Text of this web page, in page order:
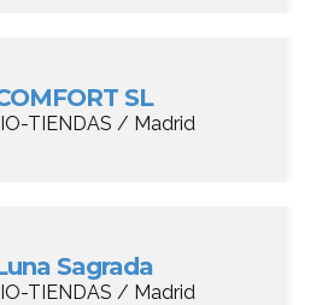
SL
TIENDAS / Madrid
Sagrada
TIENDAS / Madrid